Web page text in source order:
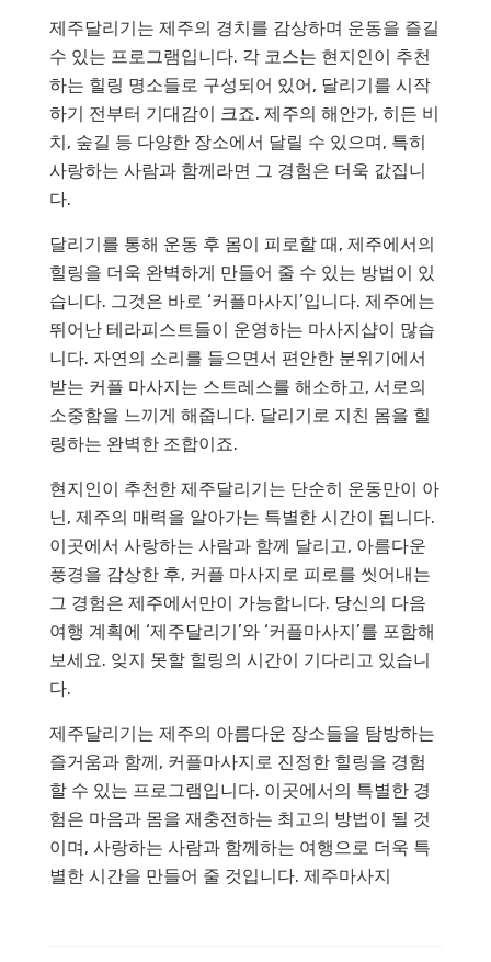
제주달리기는 제주의 경치를 감상하며 운동을 즐길
수 있는 프로그램입니다. 각 코스는 현지인이 추천
하는 힐링 명소들로 구성되어 있어, 달리기를 시작
하기 전부터 기대감이 크죠. 제주의 해안가, 히든 비
치, 숲길 등 다양한 장소에서 달릴 수 있으며, 특히
사랑하는 사람과 함께라면 그 경험은 더욱 값집니
다.
달리기를 통해 운동 후 몸이 피로할 때, 제주에서의
힐링을 더욱 완벽하게 만들어 줄 수 있는 방법이 있
습니다. 그것은 바로 ‘커플마사지’입니다. 제주에는
뛰어난 테라피스트들이 운영하는 마사지샵이 많습
니다. 자연의 소리를 들으면서 편안한 분위기에서
받는 커플 마사지는 스트레스를 해소하고, 서로의
소중함을 느끼게 해줍니다. 달리기로 지친 몸을 힐
링하는 완벽한 조합이죠.
현지인이 추천한 제주달리기는 단순히 운동만이 아
닌, 제주의 매력을 알아가는 특별한 시간이 됩니다.
이곳에서 사랑하는 사람과 함께 달리고, 아름다운
풍경을 감상한 후, 커플 마사지로 피로를 씻어내는
그 경험은 제주에서만이 가능합니다. 당신의 다음
여행 계획에 ‘제주달리기’와 ‘커플마사지’를 포함해
보세요. 잊지 못할 힐링의 시간이 기다리고 있습니
다.
제주달리기는 제주의 아름다운 장소들을 탐방하는
즐거움과 함께, 커플마사지로 진정한 힐링을 경험
할 수 있는 프로그램입니다. 이곳에서의 특별한 경
험은 마음과 몸을 재충전하는 최고의 방법이 될 것
이며, 사랑하는 사람과 함께하는 여행으로 더욱 특
별한 시간을 만들어 줄 것입니다. 제주마사지